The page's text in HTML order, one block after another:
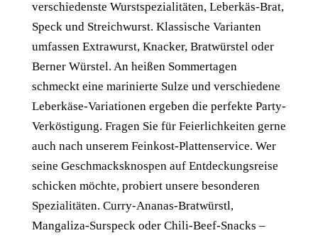
verschiedenste Wurstspezialitäten, Leberkäs-Brat,
Speck und Streichwurst. Klassische Varianten
umfassen Extrawurst, Knacker, Bratwürstel oder
Berner Würstel. An heißen Sommertagen
schmeckt eine marinierte Sulze und verschiedene
Leberkäse-Variationen ergeben die perfekte Party-
Verköstigung. Fragen Sie für Feierlichkeiten gerne
auch nach unserem Feinkost-Plattenservice. Wer
seine Geschmacksknospen auf Entdeckungsreise
schicken möchte, probiert unsere besonderen
Spezialitäten. Curry-Ananas-Bratwürstl,
Mangaliza-Surspeck oder Chili-Beef-Snacks –